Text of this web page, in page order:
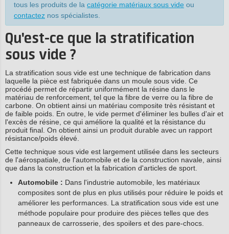
tous les produits de la catégorie matériaux sous vide ou
contactez nos spécialistes.
Qu'est-ce que la stratification
sous vide ?
La stratification sous vide est une technique de fabrication dans
laquelle la pièce est fabriquée dans un moule sous vide. Ce
procédé permet de répartir uniformément la résine dans le
matériau de renforcement, tel que la fibre de verre ou la fibre de
carbone. On obtient ainsi un matériau composite très résistant et
de faible poids. En outre, le vide permet d'éliminer les bulles d'air et
l'excès de résine, ce qui améliore la qualité et la résistance du
produit final. On obtient ainsi un produit durable avec un rapport
résistance/poids élevé.
Cette technique sous vide est largement utilisée dans les secteurs
de l'aérospatiale, de l'automobile et de la construction navale, ainsi
que dans la construction et la fabrication d'articles de sport.
Automobile : Dans l'industrie automobile, les matériaux
composites sont de plus en plus utilisés pour réduire le poids et
améliorer les performances. La stratification sous vide est une
méthode populaire pour produire des pièces telles que des
panneaux de carrosserie, des spoilers et des pare-chocs.